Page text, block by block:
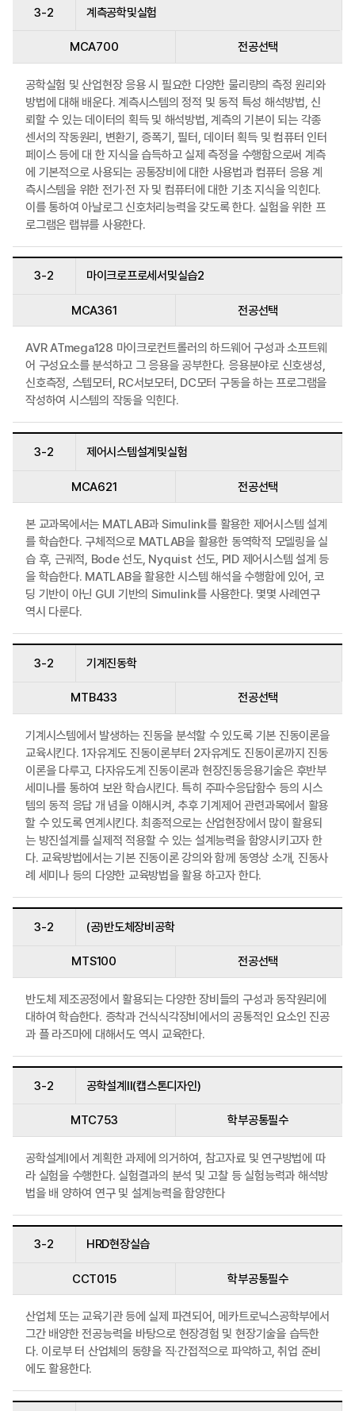
3-2 계측공학및실험
MCA700 전공선택
공학실험 및 산업현장 응용 시 필요한 다양한 물리량의 측정 원리와
방법에 대해 배운다. 계측시스템의 정적 및 동적 특성 해석방법, 신
뢰할 수 있는 데이터의 획득 및 해석방법, 계측의 기본이 되는 각종
센서의 작동원리, 변환기, 증폭기, 필터, 데이터 획득 및 컴퓨터 인터
페이스 등에 대 한 지식을 습득하고 실제 측정을 수행함으로써 계측
에 기본적으로 사용되는 공통장비에 대한 사용법과 컴퓨터 응용 계
측시스템을 위한 전기·전 자 및 컴퓨터에 대한 기초 지식을 익힌다.
이를 통하여 아날로그 신호처리능력을 갖도록 한다. 실험을 위한 프
로그램은 랩뷰를 사용한다.
3-2 마이크로프로세서및실습2
MCA361 전공선택
AVR ATmega128 마이크로컨트롤러의 하드웨어 구성과 소프트웨
어 구성요소를 분석하고 그 응용을 공부한다. 응용분야로 신호생성,
신호측정, 스텝모터, RC서보모터, DC모터 구동을 하는 프로그램을
작성하여 시스템의 작동을 익힌다.
3-2 제어시스템설계및실험
MCA621 전공선택
본 교과목에서는 MATLAB과 Simulink를 활용한 제어시스템 설계
를 학습한다. 구체적으로 MATLAB을 활용한 동역학적 모델링을 실
습 후, 근궤적, Bode 선도, Nyquist 선도, PID 제어시스템 설계 등
을 학습한다. MATLAB을 활용한 시스템 해석을 수행함에 있어, 코
딩 기반이 아닌 GUI 기반의 Simulink를 사용한다. 몇몇 사례연구
역시 다룬다.
3-2 기계진동학
MTB433 전공선택
기계시스템에서 발생하는 진동을 분석할 수 있도록 기본 진동이론을
교육시킨다. 1자유계도 진동이론부터 2자유계도 진동이론까지 진동
이론을 다루고, 다자유도계 진동이론과 현장진동응용기술은 후반부
세미나를 통하여 보완 학습시킨다. 특히 주파수응답함수 등의 시스
템의 동적 응답 개 념을 이해시켜, 추후 기계제어 관련과목에서 활용
할 수 있도록 연계시킨다. 최종적으로는 산업현장에서 많이 활용되
는 방진설계를 실제적 적용할 수 있는 설계능력을 함양시키고자 한
다. 교육방법에서는 기본 진동이론 강의와 함께 동영상 소개, 진동사
례 세미나 등의 다양한 교육방법을 활용 하고자 한다.
3-2 (공)반도체장비공학
MTS100 전공선택
반도체 제조공정에서 활용되는 다양한 장비들의 구성과 동작원리에
대하여 학습한다. 증착과 건식식각장비에서의 공통적인 요소인 진공
과 플 라즈마에 대해서도 역시 교육한다.
3-2 공학설계II(캡스톤디자인)
MTC753 학부공통필수
공학설계I에서 계획한 과제에 의거하여, 참고자료 및 연구방법에 따
라 실험을 수행한다. 실험결과의 분석 및 고찰 등 실험능력과 해석방
법을 배 양하여 연구 및 설계능력을 함양한다
3-2 HRD현장실습
CCT015 학부공통필수
산업체 또는 교육기관 등에 실제 파견되어, 메카트로닉스공학부에서
그간 배양한 전공능력을 바탕으로 현장경험 및 현장기술을 습득한
다. 이로부 터 산업체의 동향을 직·간접적으로 파악하고, 취업 준비
에도 활용한다.